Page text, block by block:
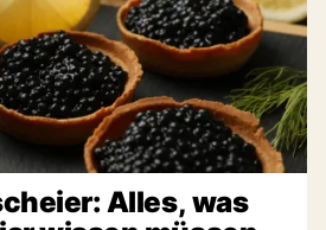
Alles, was